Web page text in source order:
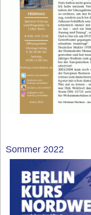
Sommer 2022